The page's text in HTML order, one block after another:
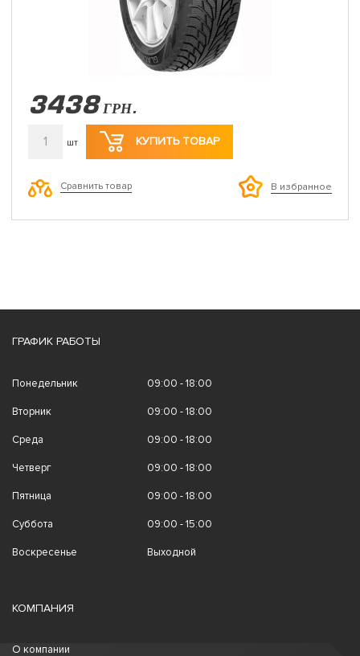
3438 ГРН.
1 шт КУПИТЬ ТОВАР
Сравнить товар В избранное
ГРАФИК РАБОТЫ
Понедельник 09:00 - 18:00
Вторник 09:00 - 18:00
Среда 09:00 - 18:00
Четверг 09:00 - 18:00
Пятница 09:00 - 18:00
Суббота 09:00 - 15:00
Воскресенье Выходной
КОМПАНИЯ
О компании